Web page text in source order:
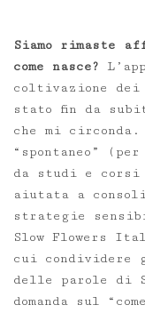
Siamo rimaste
come nasce?
coltivazione
stato fin da
che mi circonda.
“spontaneo”
da studi e corsi
aiutata a
strategie
Slow Flowers
cui
delle parole di
domanda sul